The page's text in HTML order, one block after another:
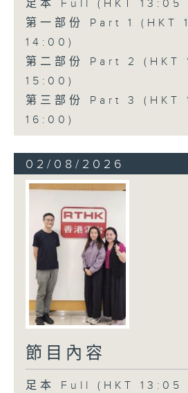
足本 Full (HKT 13:05
第一部份 Part 1 (HKT
14:00)
第二部份 Part 2 (HKT
15:00)
第三部份 Part 3 (HKT
16:00)
02/08/2026
節目內容
足本 Full (HKT 13:05